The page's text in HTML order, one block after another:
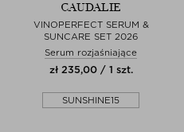
CAUDALIE
VINOPERFECT SERUM &
SUNCARE SET 2026
Serum rozjaśniające
zł 235,00 / 1 szt.
SUNSHINE15